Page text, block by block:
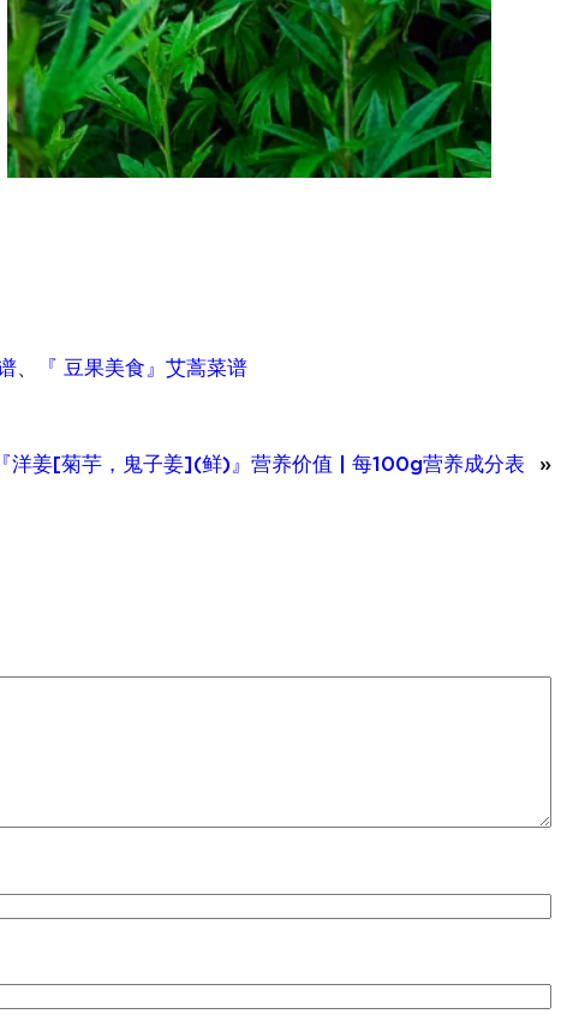
、 『 豆果美食』艾蒿菜谱
『洋姜[菊芋，鬼子姜](鲜)』营养价值 | 每100g营养成分表 »